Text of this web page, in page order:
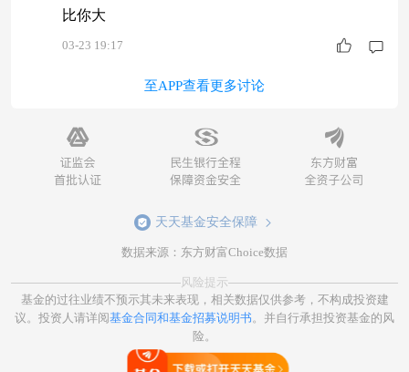
比你大
03-23 19:17
至APP查看更多讨论
天天基金安全保障
数据来源：东方财富Choice数据
风险提示
基金的过往业绩不预示其未来表现，相关数据仅供参考，不构成投资建
议。投资人请详阅基金合同和基金招募说明书。并自行承担投资基金的风
险。
打开天天基金